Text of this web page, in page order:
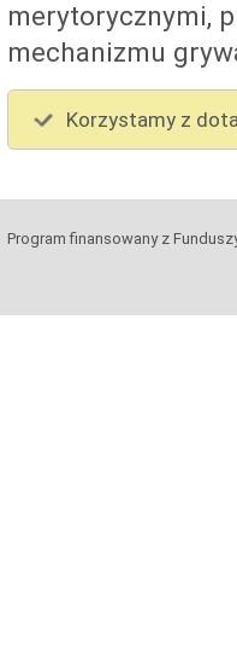
merytorycznymi,
mechanizmu
Korzystamy z
Program finansowany z